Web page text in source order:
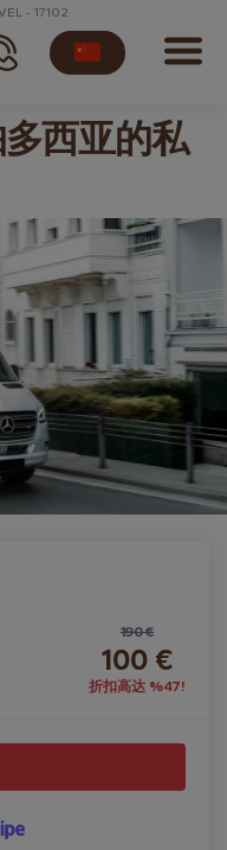
- 17102
西亚的私
190 €
100 €
折扣高达 %47!